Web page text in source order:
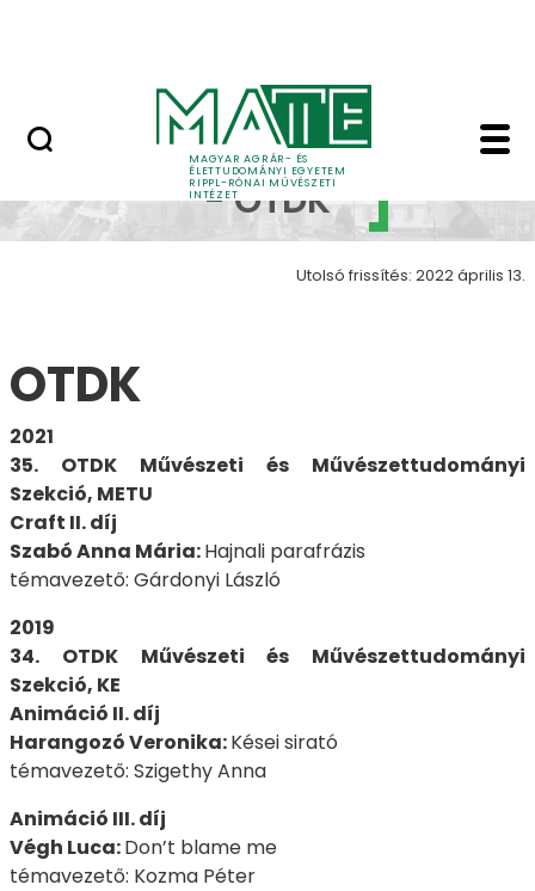
MAGYAR AGRÁR- ÉS
ÉLETTUDOMÁNYI EGYETEM
RIPPL-RÓNAI MŰVÉSZETI
INTÉZET
Szakkollégium -
Pályázat
- OTDK
Utolsó frissítés: 2022 április 13.
OTDK
2021
35. OTDK Művészeti és Művészettudományi
Szekció, METU
Craft II. díj
Szabó Anna Mária:Hajnali parafrázis
témavezető: Gárdonyi László
2019
34. OTDK Művészeti és Művészettudományi
Szekció, KE
Animáció II. díj
Harangozó Veronika:Kései sirató
témavezető: Szigethy Anna
Animáció III. díj
Végh Luca:Don’t blame me
témavezető: Kozma Péter